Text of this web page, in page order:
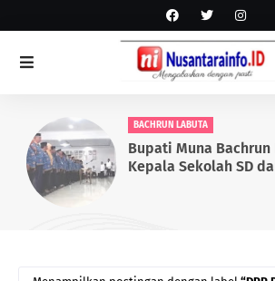
BACHRUN LABUTA
Bupati Muna Bachrun
Kepala Sekolah SD